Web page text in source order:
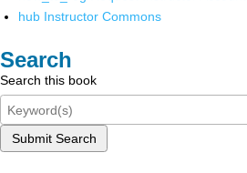
hub Instructor Commons
Search
Search this book
Submit Search